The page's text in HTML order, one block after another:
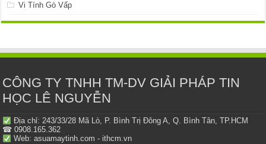
Vi Tính Gò Vấp
CÔNG TY TNHH TM-DV GIẢI PHÁP TIN
HỌC LÊ NGUYỄN
Địa chỉ: 243/33/28 Mã Lò, P. Bình Trị Đông A, Q. Bình Tân, TP.HCM
☎ 0908.165.362
Web: asuamaytinh.com - ithcm.vn